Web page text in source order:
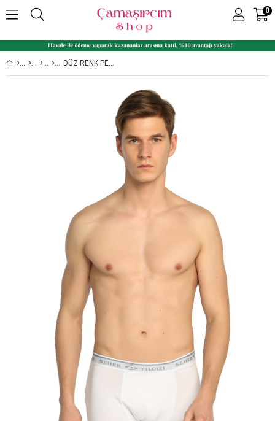
0
DÜZ RENK PENYE LIKRALI ERKEK BOXER 6'LI PAKET